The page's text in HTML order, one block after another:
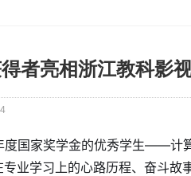
者亮相浙江教科影
度国家奖学金的优秀学生——计
业学习上的心路历程、奋斗故